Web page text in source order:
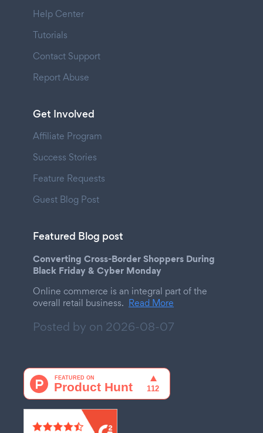
Help Center
Tutorials
Contact Support
Report Abuse
Get Involved
Affiliate Program
Success Stories
Feature Requests
Guest Blog Post
Featured Blog post
Converting Cross-Border Shoppers During
Black Friday & Cyber Monday
Online commerce is an integral part of the
overall retail business. Read More
Posted by on 2026-08-07